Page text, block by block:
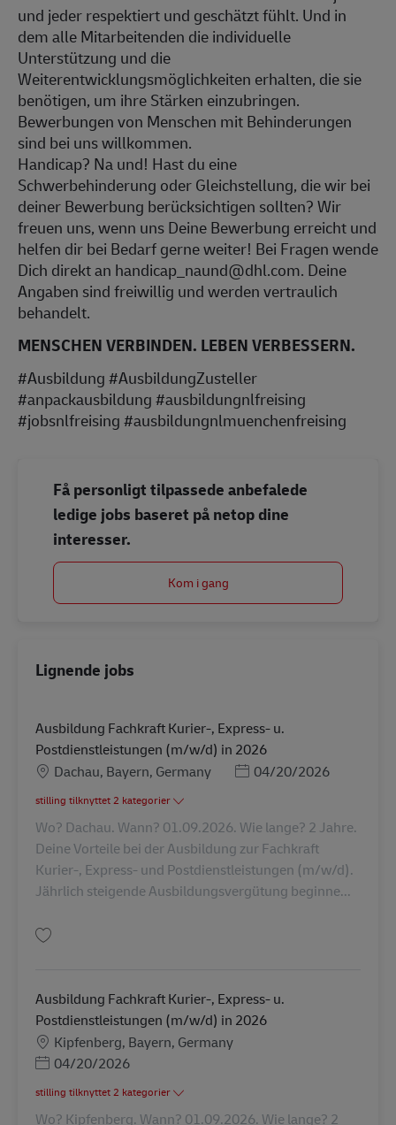
und jeder respektiert und geschätzt fühlt. Und in
dem alle Mitarbeitenden die individuelle
Unterstützung und die
Weiterentwicklungsmöglichkeiten erhalten, die sie
benötigen, um ihre Stärken einzubringen.
Bewerbungen von Menschen mit Behinderungen
sind bei uns willkommen.
Handicap? Na und! Hast du eine
Schwerbehinderung oder Gleichstellung, die wir bei
deiner Bewerbung berücksichtigen sollten? Wir
freuen uns, wenn uns Deine Bewerbung erreicht und
helfen dir bei Bedarf gerne weiter! Bei Fragen wende
Dich direkt an handicap_naund@dhl.com. Deine
Angaben sind freiwillig und werden vertraulich
behandelt.
MENSCHEN VERBINDEN. LEBEN VERBESSERN.
#Ausbildung #AusbildungZusteller
#anpackausbildung #ausbildungnlfreising
#jobsnlfreising #ausbildungnlmuenchenfreising
Få personligt tilpassede anbefalede
ledige jobs baseret på netop dine
interesser.
Kom i gang
Lignende jobs
Ausbildung Fachkraft Kurier-, Express- u.
Postdienstleistungen (m/w/d) in 2026
Lokation
Dachau, Bayern, Germany Posted Date
04/20/2026
stilling tilknyttet 2 kategorier
Wo? Dachau. Wann? 01.09.2026. Wie lange? 2 Jahre.
Deine Vorteile bei der Ausbildung zur Fachkraft
Kurier-, Express- und Postdienstleistungen (m/w/d).
Jährlich steigende Ausbildungsvergütung beginne...
Ausbildung Fachkraft Kurier-, Express- u.
Postdienstleistungen (m/w/d) in 2026
Lokation
Kipfenberg, Bayern, Germany
Posted Date
04/20/2026
stilling tilknyttet 2 kategorier
Wo? Kipfenberg. Wann? 01.09.2026. Wie lange? 2